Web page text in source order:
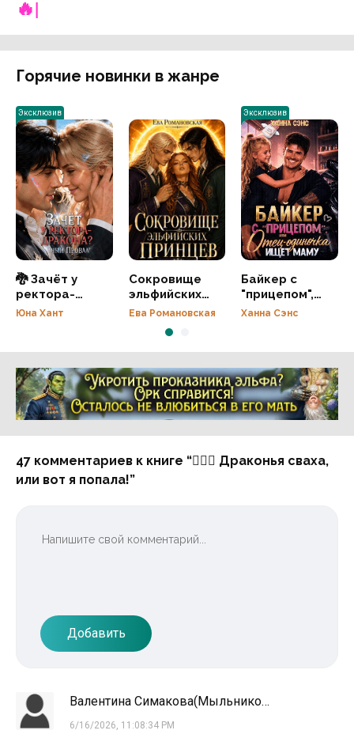
🔥|
Горячие новинки в жанре
Эксклюзив
🐉 Зачёт у
ректора-
дракона?
Юна Хант
Сокровище
эльфийских
принцев
Ева Романовская
Эксклюзив
Байкер с
"прицепом",
или Отец-
Ханна Сэнс
Реклама 16+ АО «ЛитГород»
47 комментариев к книге “❤️‍🔥🌿 Драконья сваха,
или вот я попала!”
Добавить
Валентина Симакова(Мыльникова)
6/16/2026, 11:08:34 PM